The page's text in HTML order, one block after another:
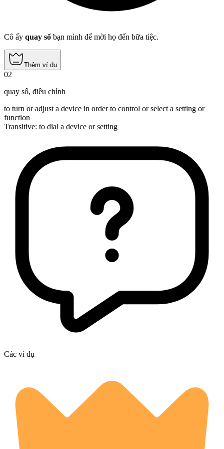
Cô ấy quay số bạn mình để mời họ đến bữa tiệc.
Thêm ví dụ
02
quay số, điều chỉnh
to turn or adjust a device in order to control or select a setting or
function
Transitive: to dial a device or setting
Các ví dụ